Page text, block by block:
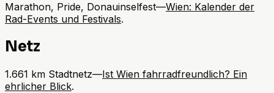
Marathon, Pride, Donauinselfest—Wien: Kalender der
Rad-Events und Festivals.
Netz
1.661 km Stadtnetz—Ist Wien fahrradfreundlich? Ein
ehrlicher Blick.